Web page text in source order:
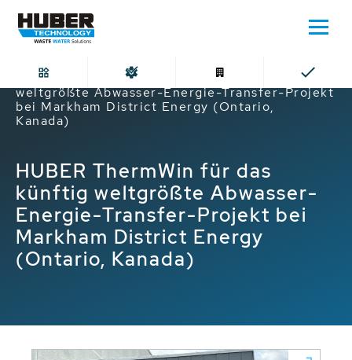
Home
HUBER ThermWin für das künftig
weltgrößte Abwasser-Energie-Transfer-Projekt
bei Markham District Energy (Ontario,
Kanada)
HUBER ThermWin für das
künftig weltgrößte Abwasser-
Energie-Transfer-Projekt bei
Markham District Energy
(Ontario, Kanada)